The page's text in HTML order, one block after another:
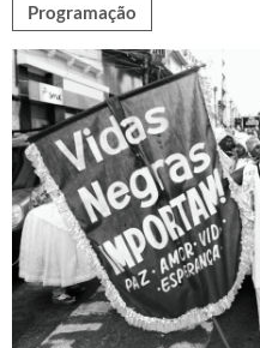
Programação